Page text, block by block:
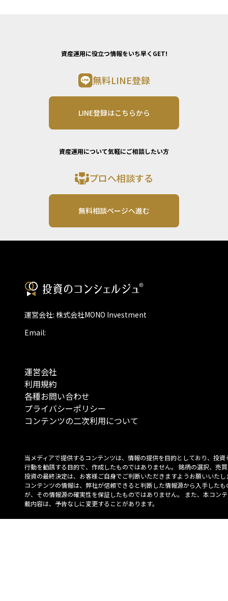
資産運用に役立つ情報をいち早くGET!
無料LINE登録
LINE登録はこちらから
資産運用について気軽にご相談したい方
プロへ相談する
無料相談ページへ進む
運営会社: 株式会社MONO Investment
Email:
運営会社
利用規約
各種お問い合わせ
プライバシーポリシー
コンテンツの二次利用について
当メディアで提供するコンテンツは、情報の提供を目的としており、投資
行動を勧誘する目的で、作成したものではありません。 銘柄の選択、売
投資の最終決定は、お客様ご自身でご判断いただきますようお願いいたし
コンテンツの情報は、弊社が信頼できると判断した情報源から入手したも
が、その情報源の確実性を保証したものではありません。 また、本コン
載内容は、予告なしに変更することがあります。